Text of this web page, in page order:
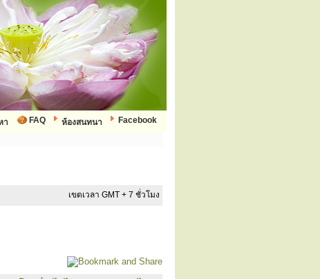
Facebook
ห้องสนทนา
FAQ
า
เขตเวลา GMT + 7 ชั่วโมง